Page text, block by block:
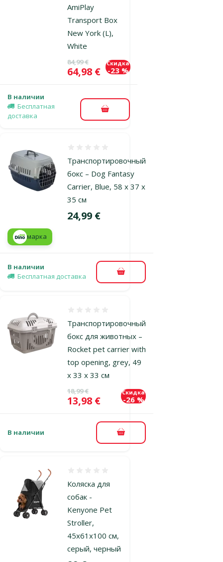
AmiPlay
Transport Box
New York (L),
White
Исходная цена
84,99 €
Цена
64,98 €
Скидка
-23 %
В наличии
Бесплатная
доставка
В корзину
Транспортировочный
бокс – Dog Fantasy
Carrier, Blue, 58 x 37 x
35 см
Цена
24,99 €
марка
В наличии
Бесплатная доставка
В корзину
Транспортировочный
бокс для животных –
Rocket pet carrier with
top opening, grey, 49
x 33 x 33 см
Исходная цена
18,99 €
Цена
13,98 €
Скидка
-26 %
В наличии В корзину
Коляска для
собак -
Kenyone Pet
Stroller,
45x61x100 см,
серый, черный